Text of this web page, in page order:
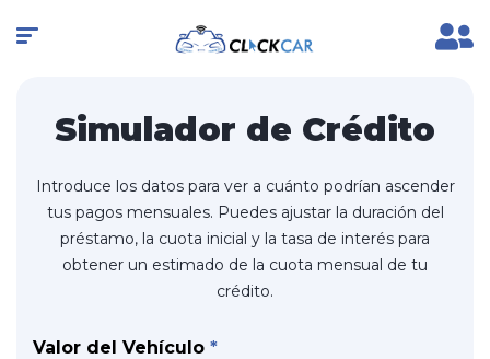
Simulador de Crédito
Introduce los datos para ver a cuánto podrían ascender
tus pagos mensuales. Puedes ajustar la duración del
préstamo, la cuota inicial y la tasa de interés para
obtener un estimado de la cuota mensual de tu
crédito.
Valor del Vehículo *